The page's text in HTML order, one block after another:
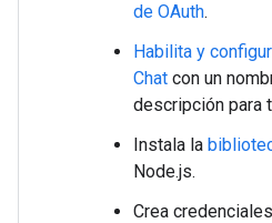
de OAuth.
Habilita y
Chat con un
descripción para
Instala la
Node.js.
Crea